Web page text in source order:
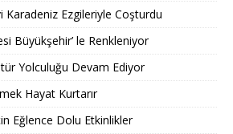
Karadeniz Ezgileriyle Coşturdu
Büyükşehir’ le Renkleniyor
Yolculuğu Devam Ediyor
Hayat Kurtarır
Eğlence Dolu Etkinlikler